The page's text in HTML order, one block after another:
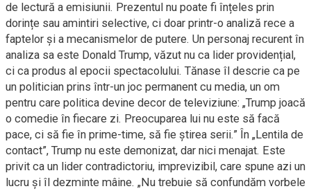
de lectură a emisiunii. Prezentul nu poate fi înțeles prin
dorințe sau amintiri selective, ci doar printr-o analiză rece a
faptelor și a mecanismelor de putere. Un personaj recurent în
analiza sa este Donald Trump, văzut nu ca lider providențial,
ci ca produs al epocii spectacolului. Tănase îl descrie ca pe
un politician prins într-un joc permanent cu media, un om
pentru care politica devine decor de televiziune: „Trump joacă
o comedie în fiecare zi. Preocuparea lui nu este să facă
pace, ci să fie în prime-time, să fie știrea serii.” În „Lentila de
contact”, Trump nu este demonizat, dar nici menajat. Este
privit ca un lider contradictoriu, imprevizibil, care spune azi un
lucru și îl dezminte mâine. „Nu trebuie să confundăm vorbele